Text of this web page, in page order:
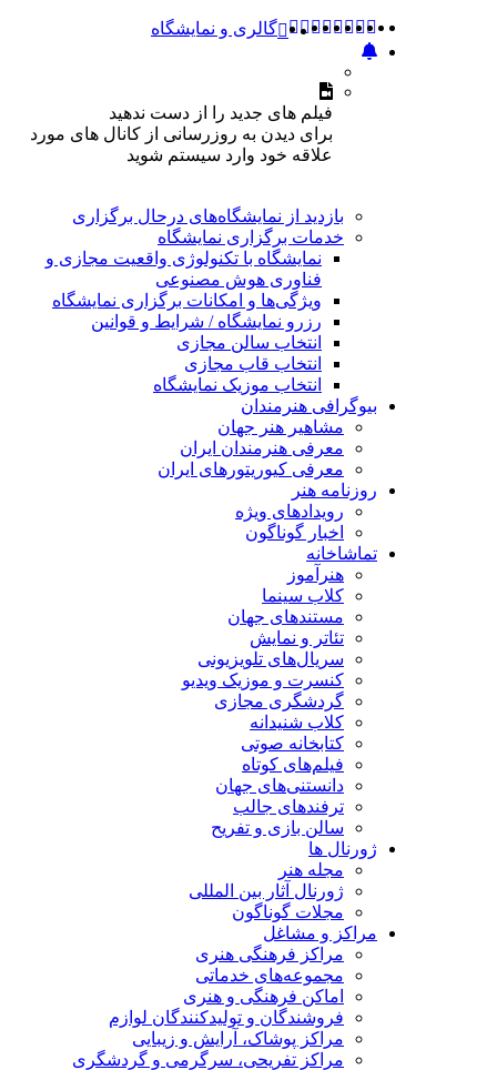
فیلم های جدید را از دست ندهید
برای دیدن به روزرسانی از کانال های مورد
علاقه خود وارد سیستم شوید
گالری و نمایشگاه
بازدید از نمایشگاه‌های درحال برگزاری
خدمات برگزاری نمایشگاه
نمایشگاه با تکنولوژی واقعیت مجازی و
فناوری هوش مصنوعی
ویژگی‌ها و امکانات برگزاری نمایشگاه
رزرو نمایشگاه / شرایط و قوانین
انتخاب سالن مجازی
انتخاب قاب مجازی
انتخاب موزیک نمایشگاه
بیوگرافی هنرمندان
مشاهیر هنر جهان
معرفی هنرمندان ایران
معرفی کیوریتورهای ایران
روزنامه هنر
رویدادهای ویژه
اخبار گوناگون
تماشاخانه
هنرآموز
کلاب سینما
مستندهای جهان
تئاتر و نمایش
سریال‌های تلویزیونی
کنسرت و موزیک ویدیو
گردشگری مجازی
کلاب شنیدانه
کتابخانه صوتی
فیلم‌های کوتاه
دانستنی‌های جهان
ترفندهای جالب
سالن بازی و تفریح
ژورنال ها
مجله هنر
ژورنال آثار بین المللی
مجلات گوناگون
مراکز و مشاغل
مراکز فرهنگی هنری
مجموعه‌های خدماتی
اماکن فرهنگی و هنری
فروشندگان و تولیدکنندگان لوازم
مراکز پوشاک، آرایش و زیبایی
مراکز تفریحی، سرگرمی و گردشگری